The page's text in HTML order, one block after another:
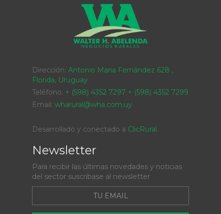
Dirección: Antonio Maria Fernández 628 ,
Florida, Uruguay
Teléfono: + (598) 4352 7297 + (598) 4352 7299
Email: wharural@wha.com.uy
Desarrollado y conectado a ClicRural.
Newsletter
Para recibir las últimas novedades y noticias
del sector suscribase al newsletter